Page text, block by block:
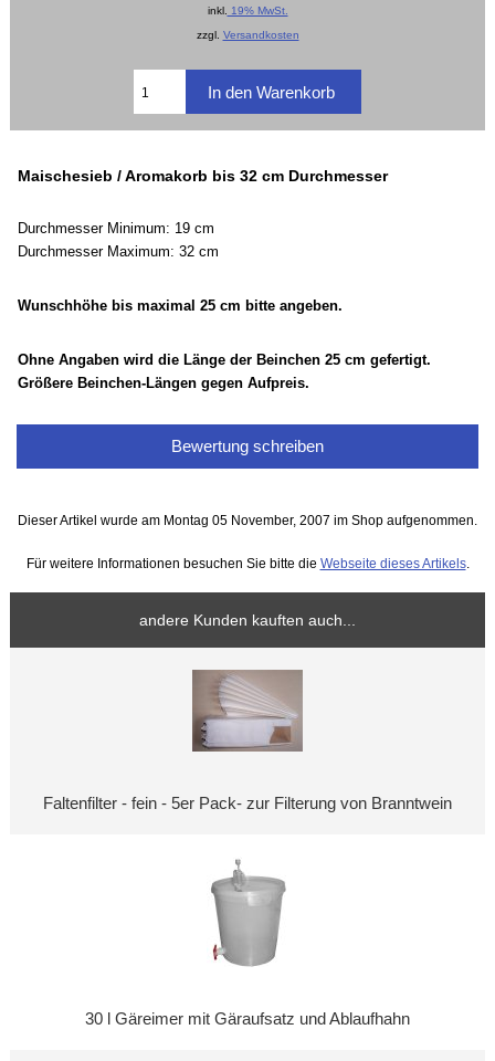
inkl. 19% MwSt.
zzgl. Versandkosten
Maischesieb / Aromakorb bis 32 cm Durchmesser
Durchmesser Minimum: 19 cm
Durchmesser Maximum: 32 cm
Wunschhöhe bis maximal 25 cm bitte angeben.
Ohne Angaben wird die Länge der Beinchen 25 cm gefertigt.
Größere Beinchen-Längen gegen Aufpreis.
Bewertung schreiben
Dieser Artikel wurde am Montag 05 November, 2007 im Shop aufgenommen.
Für weitere Informationen besuchen Sie bitte die Webseite dieses Artikels.
andere Kunden kauften auch...
Faltenfilter - fein - 5er Pack- zur Filterung von Branntwein
30 l Gäreimer mit Gäraufsatz und Ablaufhahn